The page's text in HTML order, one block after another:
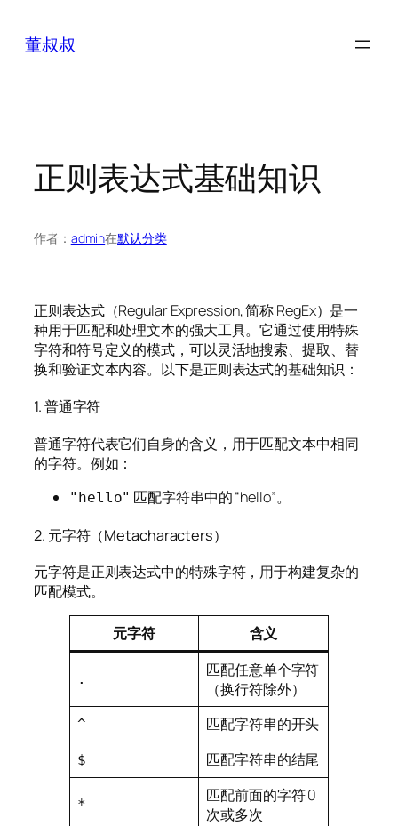
董叔叔
正则表达式基础知识
作者： admin在默认分类
正则表达式（Regular Expression, 简称 RegEx）是一
种用于匹配和处理文本的强大工具。它通过使用特殊
字符和符号定义的模式，可以灵活地搜索、提取、替
换和验证文本内容。以下是正则表达式的基础知识：
1. 普通字符
普通字符代表它们自身的含义，用于匹配文本中相同
的字符。例如：
"hello" 匹配字符串中的 “hello”。
2. 元字符（Metacharacters）
元字符是正则表达式中的特殊字符，用于构建复杂的
匹配模式。
元字符 含义
.
匹配任意单个字符
（换行符除外）
^ 匹配字符串的开头
$ 匹配字符串的结尾
*
匹配前面的字符 0
次或多次